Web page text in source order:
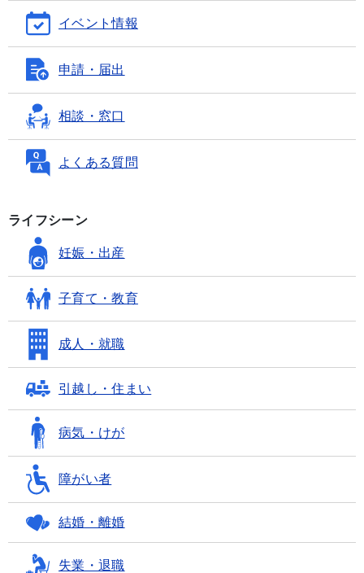
イベント情報
申請・届出
相談・窓口
よくある質問
ライフシーン
妊娠・出産
子育て・教育
成人・就職
引越し・住まい
病気・けが
障がい者
結婚・離婚
失業・退職